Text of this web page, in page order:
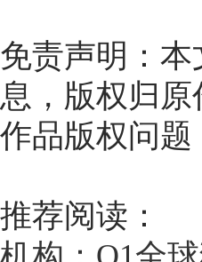
免责声明：
息，版权归
作品版权问
推荐阅读：